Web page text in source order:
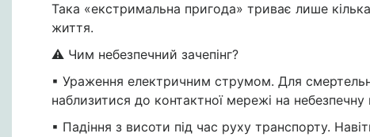
Така «екстримальна пригода» триває лише
життя.
⚠️ Чим небезпечний зачепінг?
▪ Ураження електричним струмом. Для
наблизитися до контактної мережі на небезпечну
▪ Падіння з висоти під час руху транспорту.